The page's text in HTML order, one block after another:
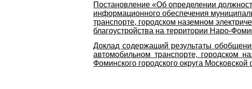
Постановление «Об определении
информационного обеспечения
транспорте, городском наземном
благоустройства на территории Наро-
Доклад содержащий результаты
автомобильном транспорте, городском
Фоминского городского округа Московской